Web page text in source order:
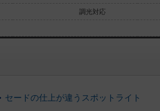
調光対応
セードの仕上が違うスポットライト